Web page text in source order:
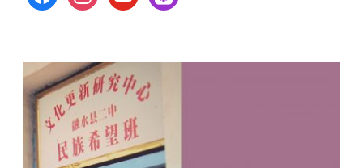
podcasts